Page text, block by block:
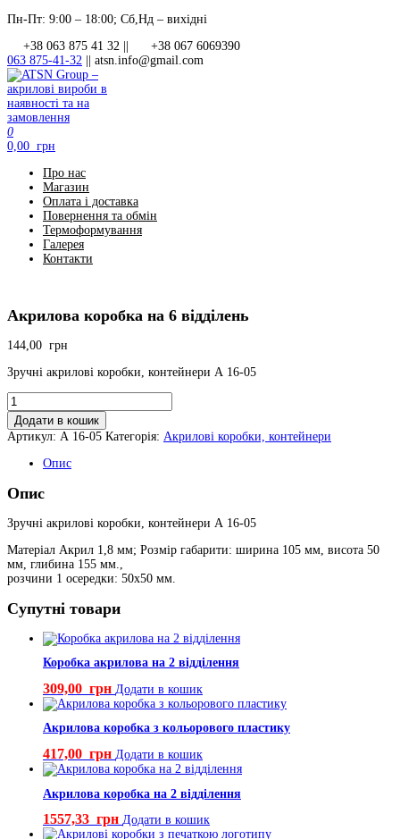
Перейти
контенту
Пн-Пт: 9:00 – 18:00; Сб,Нд – вихідні
+38 063 875 41 32 ||
+38 067 6069390
063 875-41-32
atsn.info@gmail.com
ATSN Group – акрилові вироби в наявності та на замовлення
0
0,00 грн
Про нас
Магазин
Оплата і доставка
Повернення та обмін
Термоформування
Галерея
Контакти
Акрилова коробка на 6 відділень
144,00 грн
Зручні акрилові коробки, контейнери А 16-05
Акрилова
коробка
на
6
кількість
Додати в кошик
Артикул: А 16-05 Категорія: Акрилові коробки, контейнери
Опис
Опис
Зручні акрилові коробки, контейнери А 16-05
Матеріал Акрил 1,8 мм; Розмір габарити: ширина 105 мм, висота 50
мм, глибина 155 мм.,
розчини 1 осередки: 50х50 мм.
Супутні товари
Коробка акрилова на 2 відділення
309,00 грн Додати в кошик
Акрилова коробка з кольорового пластику
417,00 грн Додати в кошик
Акрилова коробка на 2 відділення
1557,33 грн Додати в кошик